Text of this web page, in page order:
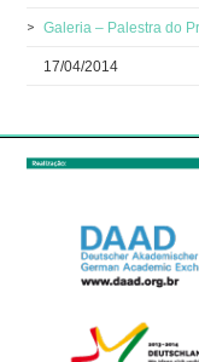
Galeria – Palestra do
17/04/2014